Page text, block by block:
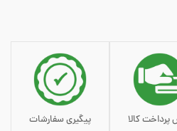
کالا پیگیری سفارشات